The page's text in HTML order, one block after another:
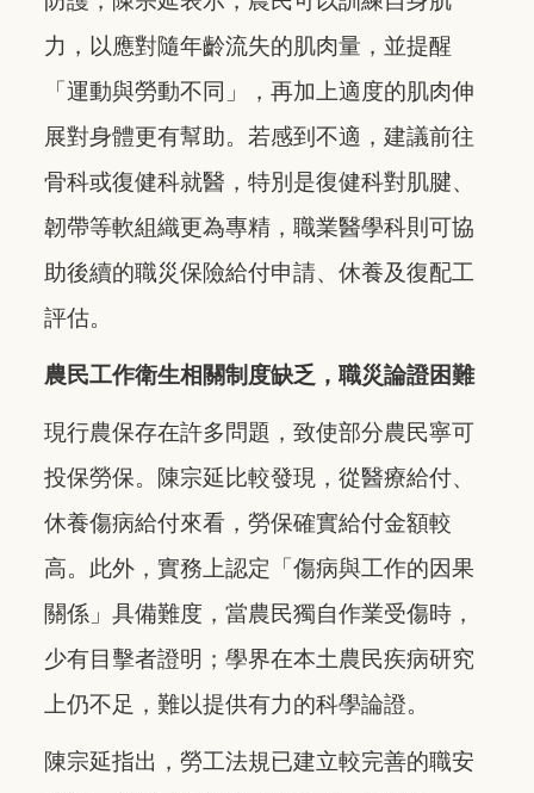
力，以應對隨年齡流失的肌肉量，並提醒
「運動與勞動不同」，再加上適度的肌肉伸
展對身體更有幫助。若感到不適，建議前往
骨科或復健科就醫，特別是復健科對肌腱、
韌帶等軟組織更為專精，職業醫學科則可協
助後續的職災保險給付申請、休養及復配工
評估。
農民工作衛生相關制度缺乏，職災論證困難
現行農保存在許多問題，致使部分農民寧可
投保勞保。陳宗延比較發現，從醫療給付、
休養傷病給付來看，勞保確實給付金額較
高。此外，實務上認定「傷病與工作的因果
關係」具備難度，當農民獨自作業受傷時，
少有目擊者證明；學界在本土農民疾病研究
上仍不足，難以提供有力的科學論證。
陳宗延指出，勞工法規已建立較完善的職安